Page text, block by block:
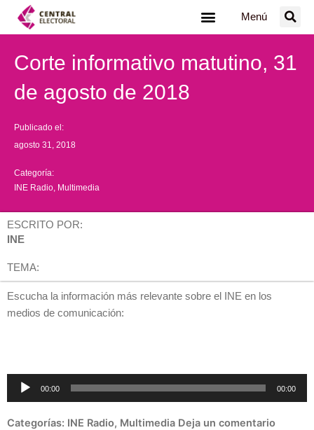
Menú
Corte informativo matutino, 31
de agosto de 2018
Publicado el:
agosto 31, 2018
Categoría:
INE Radio Multimedia
ESCRITO POR:
INE
TEMA:
Escucha la información más relevante sobre el INE en los
medios de comunicación:
Reproductor
00:00 00:00
Categorías: INE Radio, Multimedia Deja un comentario